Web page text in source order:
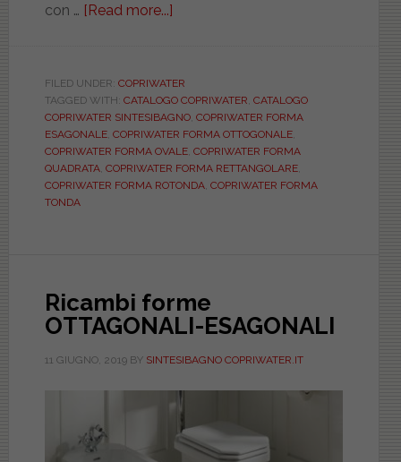
con … [Read more...]
dei
copriwater.
Pensavate
che
un
Date
uno
sguardo
catalogo
Sintesibagno
(part
FILED UNDER: COPRIWATER
TAGGED WITH: CATALOGO COPRIWATER CATALOGO
COPRIWATER SINTESIBAGNO, COPRIWATER FORMA
ESAGONALE, COPRIWATER FORMA OTTOGONALE,
COPRIWATER FORMA OVALE, COPRIWATER FORMA
QUADRATA, COPRIWATER FORMA RETTANGOLARE,
COPRIWATER FORMA ROTONDA, COPRIWATER FORMA
TONDA
Ricambi forme
OTTAGONALI-ESAGONALI
11 GIUGNO, 2019BY SINTESIBAGNO COPRIWATER.IT